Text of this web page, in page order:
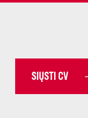
SIŲSTI CV